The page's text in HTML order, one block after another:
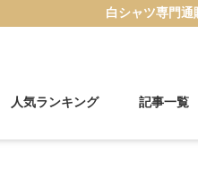
白シャツ専門通
人気ランキング 記事一覧